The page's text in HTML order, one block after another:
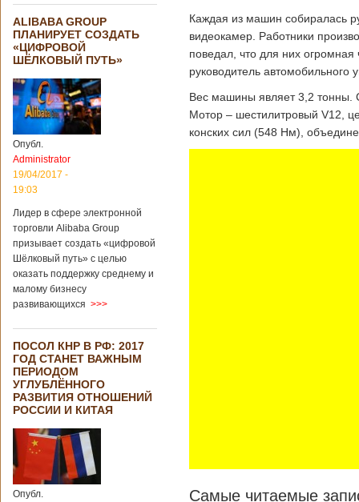
ALIBABA GROUP
ПЛАНИРУЕТ СОЗДАТЬ
«ЦИФРОВОЙ
ШЁЛКОВЫЙ ПУТЬ»
Опубл.
Administrator
19/04/2017 -
19:03
Лидер в сфере электронной
торговли Alibaba Group
призывает создать «цифровой
Шёлковый путь» с целью
оказать поддержку среднему и
малому бизнесу
развивающихся >>>
ПОСОЛ КНР В РФ: 2017
ГОД СТАНЕТ ВАЖНЫМ
ПЕРИОДОМ
УГЛУБЛЁННОГО
РАЗВИТИЯ ОТНОШЕНИЙ
РОССИИ И КИТАЯ
Опубл.
Каждая из машин собиралась
видеокамер. Работники
поведал, что для них огромная
руководитель
Вес машины являет 3,2 тонны.
Мотор – шестилитровый V12,
конских сил (548 Нм),
Самые читаемые